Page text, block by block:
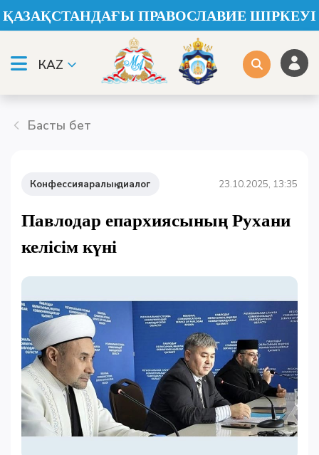
ҚАЗАҚСТАНДАҒЫ ПРАВОСЛАВИЕ ШІРКЕУІ
КАZ
Басты бет
Конфессияаралық диалог 23.10.2025, 13:35
Павлодар епархиясының Рухани
келісім күні